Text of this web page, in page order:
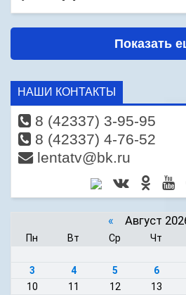
Показать
НАШИ КОНТАКТЫ
8 (42337) 3-95-95
8 (42337) 4-76-52
lentatv@bk.ru
« Август
Пн Вт Ср Чт
3
4 5 6
10
11 12 13